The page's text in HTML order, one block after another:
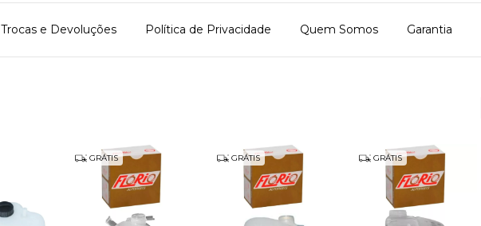
Trocas e Devoluções Política de Privacidade Quem Somos Garantia
GRÁTIS GRÁTIS GRÁTIS